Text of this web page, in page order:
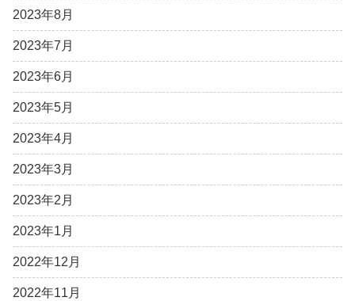
2023年8月
2023年7月
2023年6月
2023年5月
2023年4月
2023年3月
2023年2月
2023年1月
2022年12月
2022年11月